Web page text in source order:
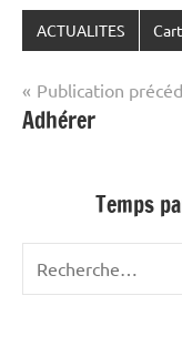
ACTUALITES
Navigation
de
Publication
Adhérer
Temps